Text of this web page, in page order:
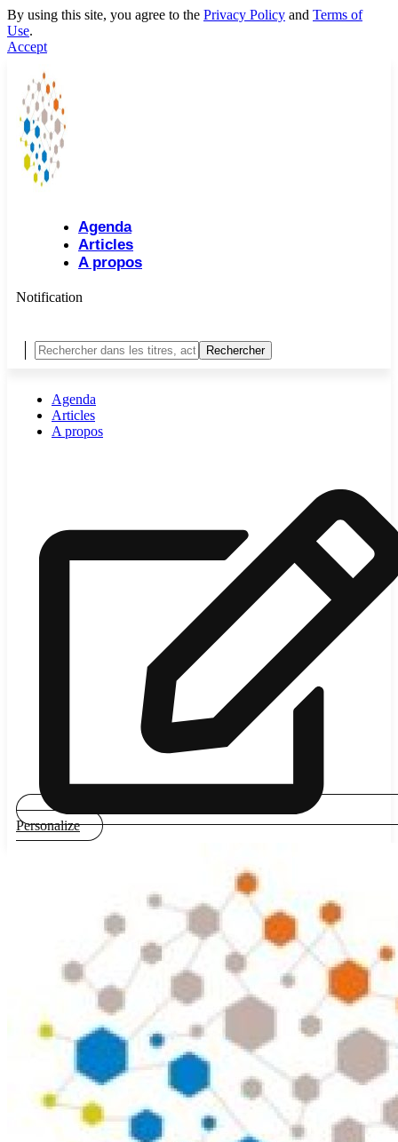
By using this site, you agree to the Privacy Policy and Terms of
Use.
Accept
Agenda
Articles
A propos
Notification
Agenda
Articles
A propos
Personalize